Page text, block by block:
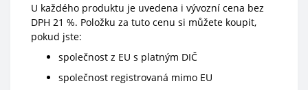
U každého produktu je uvedena i vývozní cena bez
DPH 21 %. Položku za tuto cenu si můžete koupit,
pokud jste:
společnost z EU s platným DIČ
společnost registrovaná mimo EU